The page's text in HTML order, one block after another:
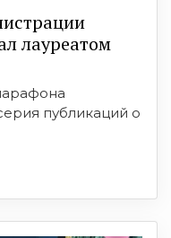
лауреатом
публикаций о